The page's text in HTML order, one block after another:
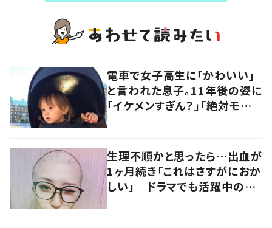
電車で女子高生に「かわいい」
と言われた息子。11年後の姿に
「イケメンすぎん？」「絶対モテ
生理不順かと思ったら…出血が
1ヶ月続き「これはさすがにおか
しい」 ドラマでも活躍中の女